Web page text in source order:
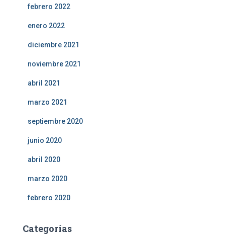
febrero 2022
enero 2022
diciembre 2021
noviembre 2021
abril 2021
marzo 2021
septiembre 2020
junio 2020
abril 2020
marzo 2020
febrero 2020
Categorías